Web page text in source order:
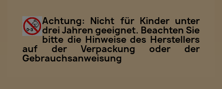
Achtung: Nicht für Kinder unter
drei Jahren geeignet. Beachten Sie
bitte die Hinweise des Herstellers
auf der Verpackung oder der
Gebrauchsanweisung